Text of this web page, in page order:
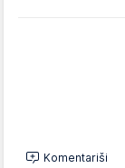
Komentariši